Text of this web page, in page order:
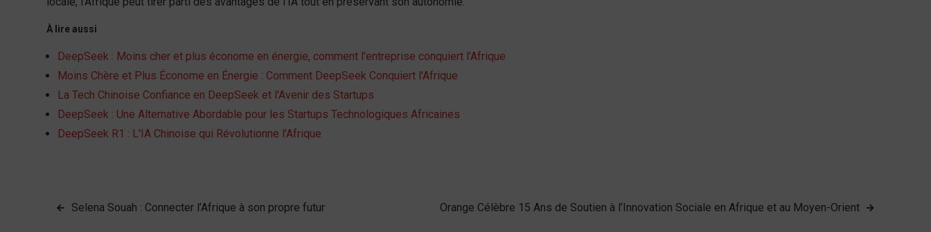
À lire aussi
DeepSeek : Moins cher et plus économe en énergie, comment l'entreprise conquiert l'Afrique
Moins Chère et Plus Économe en Énergie : Comment DeepSeek Conquiert l'Afrique
La Tech Chinoise Confiance en DeepSeek et l'Avenir des Startups
DeepSeek : Une Alternative Abordable pour les Startups Technologiques Africaines
DeepSeek R1 : L'IA Chinoise qui Révolutionne l'Afrique
Navigation
Selena Souah : Connecter l’Afrique à son propre futur Orange Célèbre 15 Ans de Soutien à l’Innovation Sociale en Afrique et au Moyen-Orient